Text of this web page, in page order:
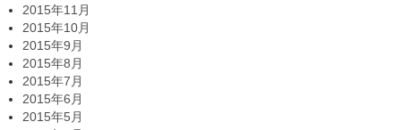
2015年11月
2015年10月
2015年9月
2015年8月
2015年7月
2015年6月
2015年5月